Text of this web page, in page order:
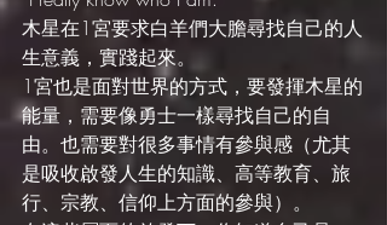
木星在1宮要求白羊們大膽尋找自己的人
生意義，實踐起來。
1宮也是面對世界的方式，要發揮木星的
能量，需要像勇士一樣尋找自己的自
由。也需要對很多事情有參與感（尤其
是吸收啟發人生的知識、高等教育、旅
行、宗教、信仰上方面的參與）。